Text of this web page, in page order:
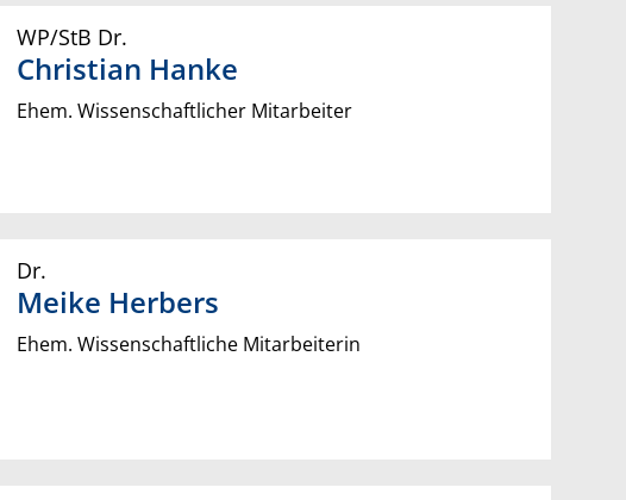
WP/StB Dr.
Christian Hanke
Ehem. Wissenschaftlicher Mitarbeiter
Dr.
Meike Herbers
Ehem. Wissenschaftliche Mitarbeiterin